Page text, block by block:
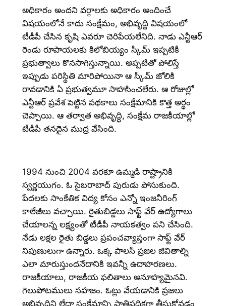
అధికారం అందని వర్గాలకు అధికారం అందించే
విషయంలోనే కాదు సంక్షేమం, అభివృద్ది విషయంలో
టీడీపీ చేసిన కృషి ఎవరూ చెరిపేయలేనిది. నాడు ఎన్టీఆర్
రెండు రూపాయలకు కిలోబియ్యం స్కీమ్ ఇప్పటికీ
ప్రభుత్వాలు కొనసాగిస్తున్నాయి. అప్పటితో పోలిస్తే
ఇప్పుడు పరిస్థితి మారిపోయినా ఆ స్కీమ్ జోలికి
రావడానికి ఏ ప్రభుత్వమూ సాహసించలేరు. ఆ రోజుల్లో
ఎన్టీఆర్ ప్రవేశ పెట్టిన పథకాలు సంక్షేమానికి కొత్త అర్థం
చెప్పాయి. ఆ తర్వాత అభివృద్ధి, సంక్షేమ రాజకీయాల్లో
టీడీపీ తనదైన ముద్ర వేసింది.
1994 నుంచి 2004 వరకూ ఉమ్మడి రాష్ట్రానికి
స్వర్ణయుగం. ఓ సైబరాబాద్ పురుడు పోసుకుంది.
పేదలకు సాంకేతిక విద్య కోసం ఎన్నో ఇంజనీరింగ్
కాలేజీలు వచ్చాయి. రైతుబిడ్డలు సాఫ్ట్ వేర్ ఉద్యోగాలు
చేయాలన్న లక్ష్యంతో టీడీపీ నాయకత్వం పని చేసింది.
నేడు లక్షల రైతు బిడ్డలు ప్రపంచవ్యాప్తంగా సాఫ్ట్ వేర్
నిపుణులుగా ఉన్నారు. ఒక్క పాలసీ ప్రజల జీవితాల్ని
ఎలా మారుస్తుందనేదానికి ఇవన్నీ ఉదాహరణలు.
రాజకీయాలు, రాజకీయ ఫలితాలు అనూహ్యమైనవి.
గెలుపోటములు సహజం. ఓట్లు వేయడానికి ప్రజలు
అభివృద్ధిని లేదా సంక్షేమాన్ని ప్రాతిపదికగా తీసుకోవడం